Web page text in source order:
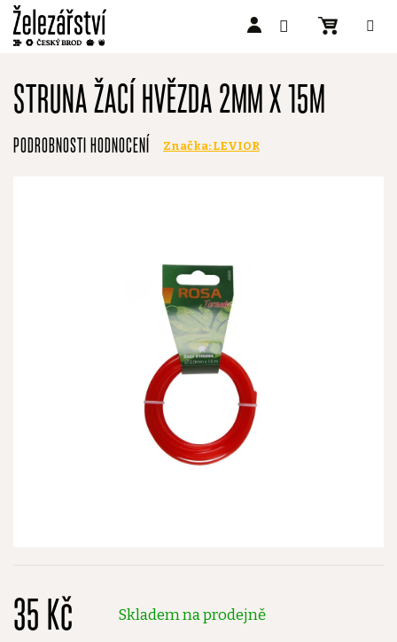
obsah
STRUNA ŽACÍ HVĚZDA 2MM X 15M
Průměrné
hodnocení
PODROBNOSTI HODNOCENÍ Značka: LEVIOR
35 Kč Skladem na prodejně